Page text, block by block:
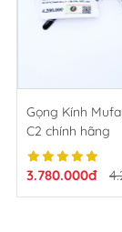
Gọng Kính
C2 chính hãng
3.780.000đ